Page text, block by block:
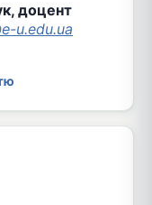
доцент
u.edu.ua